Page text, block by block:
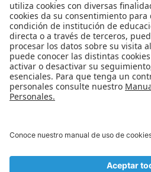
Iniciativas estudiantiles
Escuela Internacional de Verano
Apoyo financiero
Software y tecnología